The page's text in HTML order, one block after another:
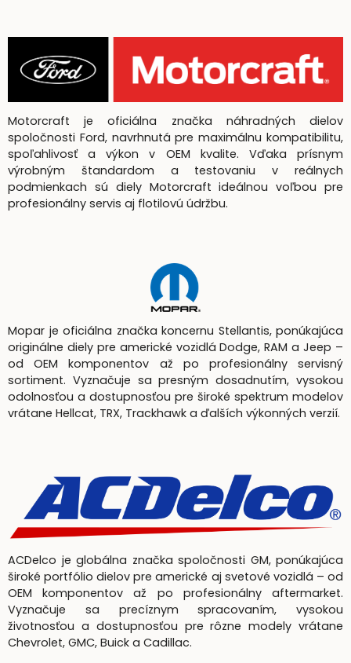
Motorcraft je oficiálna značka náhradných dielov
spoločnosti Ford, navrhnutá pre maximálnu kompatibilitu,
spoľahlivosť a výkon v OEM kvalite. Vďaka prísnym
výrobným štandardom a testovaniu v reálnych
podmienkach sú diely Motorcraft ideálnou voľbou pre
profesionálny servis aj flotilovú údržbu.
Mopar je oficiálna značka koncernu Stellantis, ponúkajúca
originálne diely pre americké vozidlá Dodge, RAM a Jeep –
od OEM komponentov až po profesionálny servisný
sortiment. Vyznačuje sa presným dosadnutím, vysokou
odolnosťou a dostupnosťou pre široké spektrum modelov
vrátane Hellcat, TRX, Trackhawk a ďalších výkonných verzií.
ACDelco je globálna značka spoločnosti GM, ponúkajúca
široké portfólio dielov pre americké aj svetové vozidlá – od
OEM komponentov až po profesionálny aftermarket.
Vyznačuje sa precíznym spracovaním, vysokou
životnosťou a dostupnosťou pre rôzne modely vrátane
Chevrolet, GMC, Buick a Cadillac.